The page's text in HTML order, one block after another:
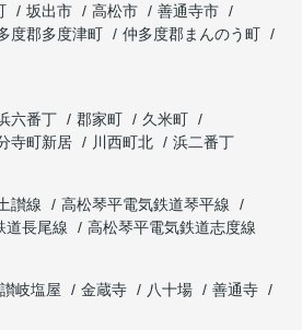
坂出市 高松市
善通寺市
度郡多度津町
仲多度郡まんのう町
六番丁 郡家町
久米町
寺町新居 川西町北
浜二番丁
讃線
高松琴平電気鉄道琴平線
道長尾線
高松琴平電気鉄道志度線
讃岐塩屋 金蔵寺 八十場
善通寺